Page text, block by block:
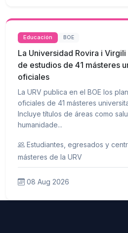
Educación BOE
La Universidad Rovira i
de estudios de 41 másteres
oficiales
La URV publica en el BOE los
oficiales de 41 másteres
Incluye títulos de áreas como
humanidade...
Estudiantes, egresados y
másteres de la URV
08 Aug 2026